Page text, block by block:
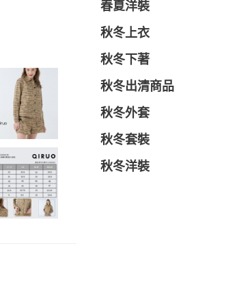
春夏洋裝
秋冬上衣
秋冬下著
秋冬出清商品
秋冬外套
秋冬套裝
秋冬洋裝